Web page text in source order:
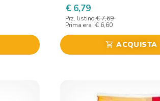
€ 6,79
Prz. listino € 7,69
Prima era € 6,60
shopping_cart ACQUISTA